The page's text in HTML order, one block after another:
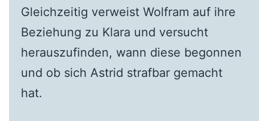
Gleichzeitig verweist Wolfram auf ihre
Beziehung zu Klara und versucht
herauszufinden, wann diese begonnen
und ob sich Astrid strafbar gemacht
hat.